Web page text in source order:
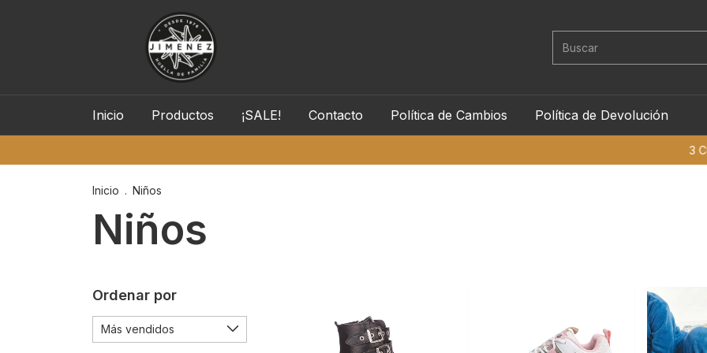
Inicio Productos ¡SALE! Contacto Política de Cambios Política de Devolución
3 Cuotas sin
Inicio . Niños
Niños
Ordenar por